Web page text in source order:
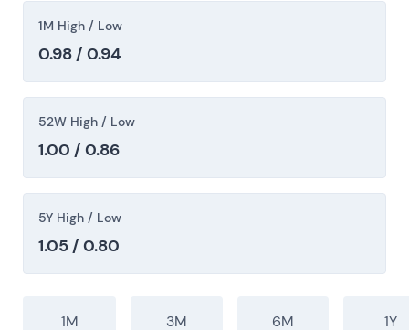
1M High / Low
0.98 / 0.94
52W High / Low
1.00 / 0.86
5Y High / Low
1.05 / 0.80
1M 3M 6M 1Y